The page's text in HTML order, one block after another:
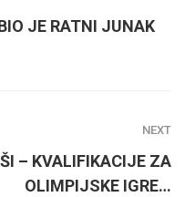
JE RATNI JUNAK
NEXT
– KVALIFIKACIJE ZA
OLIMPIJSKE IGRE…